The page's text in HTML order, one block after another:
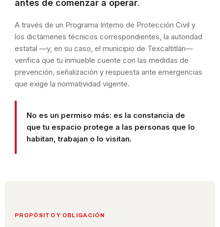
antes de comenzar a operar.
A través de un Programa Interno de Protección Civil y
los dictámenes técnicos correspondientes, la autoridad
estatal —y, en su caso, el municipio de Texcaltitlán—
verifica que tu inmueble cuente con las medidas de
prevención, señalización y respuesta ante emergencias
que exige la normatividad vigente.
No es un permiso más: es la constancia de
que tu espacio protege a las personas que lo
habitan, trabajan o lo visitan.
PROPÓSITO Y OBLIGACIÓN